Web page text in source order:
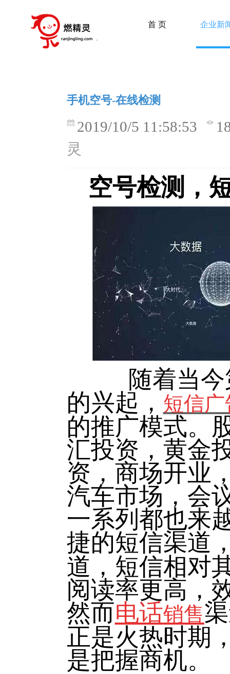
首 页 企业新
手机空号-在线检测
2019/10/5 11:58:53
灵
空号检测，
随着当
的兴起， 短信广
的推广模式。
汇投资，黄金
资，商场开业
汽车市场，会
一系列都也来
捷的短信渠道
道，短信相对
阅读率更高，
然而电话销售
正是火热时期
是把握商机。